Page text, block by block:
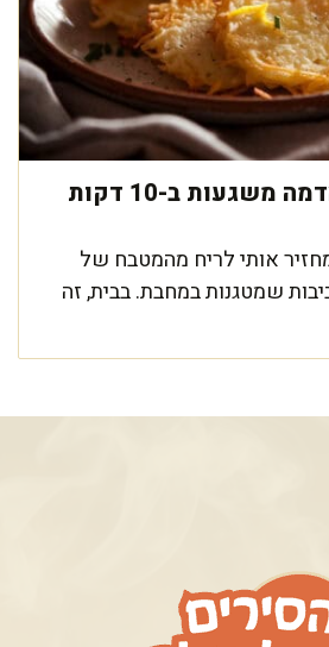
לביבות תפוחי אדמה משגעות ב-10 דקות
אותי לריח מהמטבח של
שמטגנות במחבת. בבית, זה